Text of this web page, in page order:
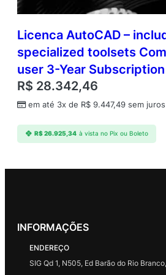
Licenca AutoCAD –
specialized toolsets
user 3-Year
R$ 28.342,46
em até 3x de R$ 9.447,49 sem juros
R$26.925,34 à vista no Pix ou Boleto
INFORMAÇÕES
ENDEREÇO
SIG Qd 1, N505, Ed Barão do Rio